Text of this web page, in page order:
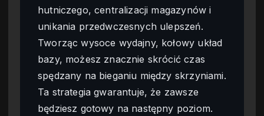
hutniczego, centralizacji magazynów i
unikania przedwczesnych ulepszeń.
Tworząc wysoce wydajny, kołowy układ
bazy, możesz znacznie skrócić czas
spędzany na bieganiu między skrzyniami.
Ta strategia gwarantuje, że zawsze
będziesz gotowy na następny poziom.